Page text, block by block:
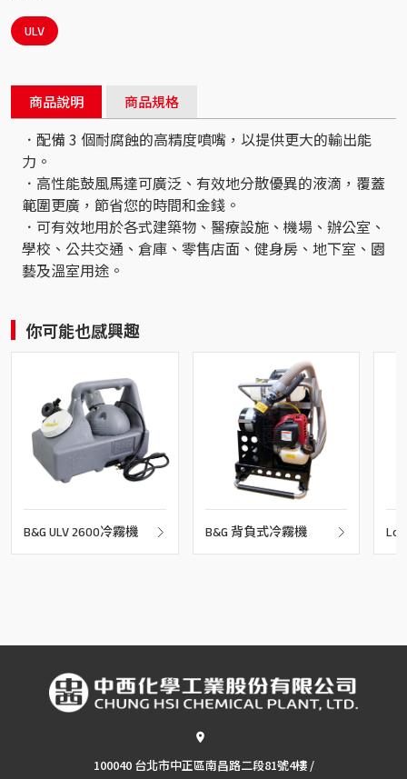
ULV
商品說明 商品規格
．配備 3 個耐腐蝕的高精度噴嘴，以提供更大的輸出能
力。
．高性能鼓風馬達可廣泛、有效地分散優異的液滴，覆蓋
範圍更廣，節省您的時間和金錢。
．可有效地用於各式建築物、醫療設施、機場、辦公室、
學校、公共交通、倉庫、零售店面、健身房、地下室、園
藝及溫室用途。
你可能也感興趣
B&G ULV 2600冷霧機 B&G 背負式冷霧機
霧
100040 台北市中正區南昌路二段81號4樓 /